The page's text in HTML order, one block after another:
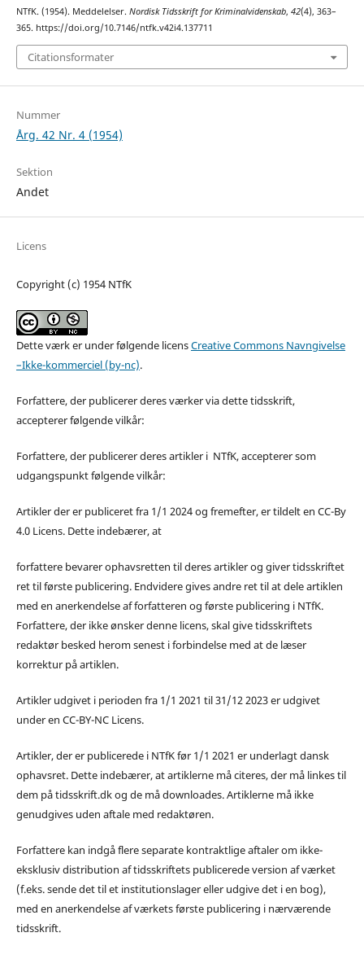
NTfK. (1954). Meddelelser. Nordisk Tidsskrift for Kriminalvidenskab, 42(4), 363–
365. https://doi.org/10.7146/ntfk.v42i4.137711
Citationsformater
Nummer
Årg. 42 Nr. 4 (1954)
Sektion
Andet
Licens
Copyright (c) 1954 NTfK
Dette værk er under følgende licensCreative Commons Navngivelse
–Ikke-kommerciel (by-nc).
Forfattere, der publicerer deres værker via dette tidsskrift,
accepterer følgende vilkår:
Forfattere, der publicerer deres artikler i NTfK, accepterer som
udgangspunkt følgende vilkår:
Artikler der er publiceret fra 1/1 2024 og fremefter, er tildelt en CC-By
4.0 Licens. Dette indebærer, at
forfattere bevarer ophavsretten til deres artikler og giver tidsskriftet
ret til første publicering. Endvidere gives andre ret til at dele artiklen
med en anerkendelse af forfatteren og første publicering i NTfK.
Forfattere, der ikke ønsker denne licens, skal give tidsskriftets
redaktør besked herom senest i forbindelse med at de læser
korrektur på artiklen.
Artikler udgivet i perioden fra 1/1 2021 til 31/12 2023 er udgivet
under en CC-BY-NC Licens.
Artikler, der er publicerede i NTfK før 1/1 2021 er underlagt dansk
ophavsret. Dette indebærer, at artiklerne må citeres, der må linkes til
dem på tidsskrift.dk og de må downloades. Artiklerne må ikke
genudgives uden aftale med redaktøren.
Forfattere kan indgå flere separate kontraktlige aftaler om ikke-
eksklusiv distribution af tidsskriftets publicerede version af værket
(f.eks. sende det til et institutionslager eller udgive det i en bog),
med en anerkendelse af værkets første publicering i nærværende
tidsskrift.